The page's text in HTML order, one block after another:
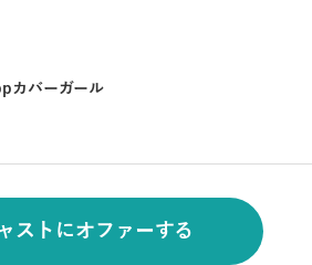
カバーガール
ストにオファーする